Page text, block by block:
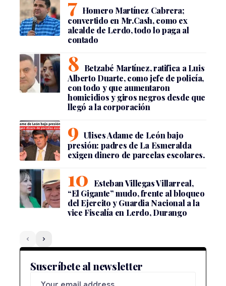
Homero Martínez Cabrera;
convertido en Mr.Cash, como ex
alcalde de Lerdo, todo lo paga al
contado
Betzabé Martínez, ratifica a Luis
Alberto Duarte, como jefe de policía,
con todo y que aumentaron
homicidios y giros negros desde que
llegó a la corporación
Ulises Adame de León bajo
presión: padres de La Esmeralda
exigen dinero de parcelas escolares.
Esteban Villegas Villarreal,
“El Gigante” mudo, frente al bloqueo
del Ejercito y Guardia Nacional a la
vice Fiscalía en Lerdo, Durango
Suscríbete al newsletter